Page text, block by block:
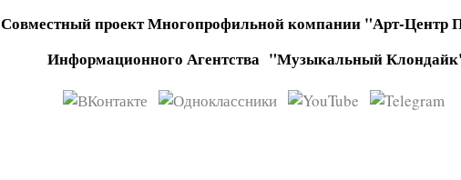
Совместный проект Многопрофильной компании "Арт-Центр
Информационного Агентства "Музыкальный